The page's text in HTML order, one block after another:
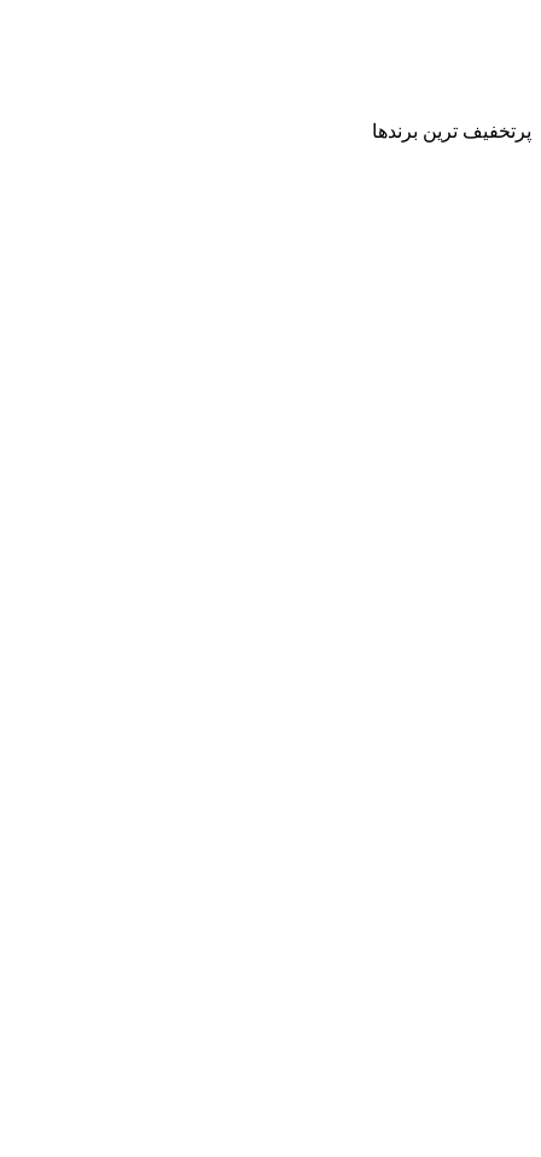
پرتخفیف ترین برندها